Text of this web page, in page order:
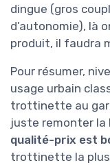
dingue (gros
d’autonomie), là
produit, il faudra
Pour résumer,
usage urbain
trottinette au
juste remonter la
qualité-prix est
trottinette la plus